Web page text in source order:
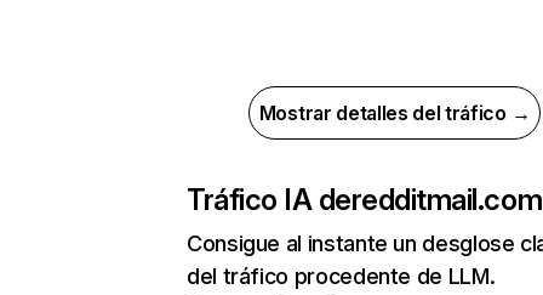
Mostrar detalles del tráfico →
Tráfico IA deredditmail.com
Consigue al instante un desglose
del tráfico procedente de LLM.